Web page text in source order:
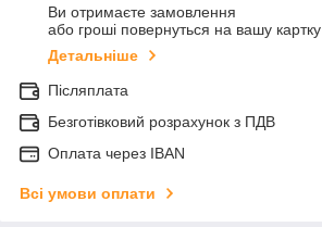
Ви отримаєте замовлення
або гроші повернуться на вашу картку
Детальніше
Післяплата
Безготівковий розрахунок з ПДВ
Оплата через IBAN
Всі умови оплати